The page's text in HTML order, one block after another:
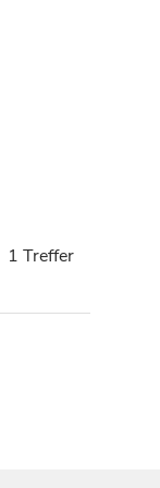
1 Treffer